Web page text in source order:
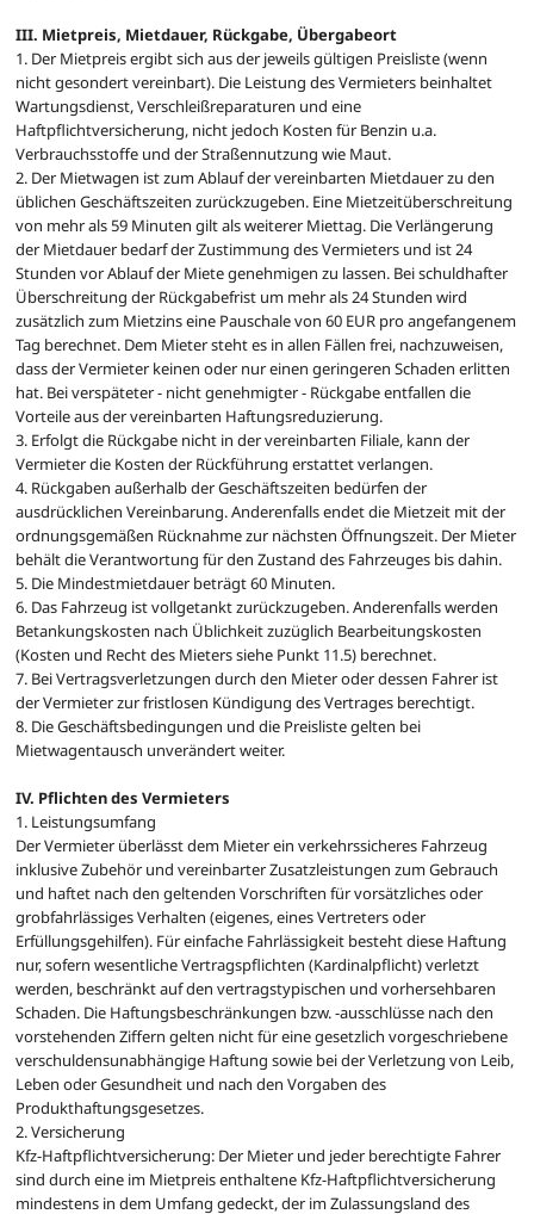
III. Mietpreis, Mietdauer, Rückgabe, Übergabeort
1. Der Mietpreis ergibt sich aus der jeweils gültigen Preisliste (wenn
nicht gesondert vereinbart). Die Leistung des Vermieters beinhaltet
Wartungsdienst, Verschleißreparaturen und eine
Haftpflichtversicherung, nicht jedoch Kosten für Benzin u.a.
Verbrauchsstoffe und der Straßennutzung wie Maut.
2. Der Mietwagen ist zum Ablauf der vereinbarten Mietdauer zu den
üblichen Geschäftszeiten zurückzugeben. Eine Mietzeitüberschreitung
von mehr als 59 Minuten gilt als weiterer Miettag. Die Verlängerung
der Mietdauer bedarf der Zustimmung des Vermieters und ist 24
Stunden vor Ablauf der Miete genehmigen zu lassen. Bei schuldhafter
Überschreitung der Rückgabefrist um mehr als 24 Stunden wird
zusätzlich zum Mietzins eine Pauschale von 60 EUR pro angefangenem
Tag berechnet. Dem Mieter steht es in allen Fällen frei, nachzuweisen,
dass der Vermieter keinen oder nur einen geringeren Schaden erlitten
hat. Bei verspäteter - nicht genehmigter - Rückgabe entfallen die
Vorteile aus der vereinbarten Haftungsreduzierung.
3. Erfolgt die Rückgabe nicht in der vereinbarten Filiale, kann der
Vermieter die Kosten der Rückführung erstattet verlangen.
4. Rückgaben außerhalb der Geschäftszeiten bedürfen der
ausdrücklichen Vereinbarung. Anderenfalls endet die Mietzeit mit der
ordnungsgemäßen Rücknahme zur nächsten Öffnungszeit. Der Mieter
behält die Verantwortung für den Zustand des Fahrzeuges bis dahin.
5. Die Mindestmietdauer beträgt 60 Minuten.
6. Das Fahrzeug ist vollgetankt zurückzugeben. Anderenfalls werden
Betankungskosten nach Üblichkeit zuzüglich Bearbeitungskosten
(Kosten und Recht des Mieters siehe Punkt 11.5) berechnet.
7. Bei Vertragsverletzungen durch den Mieter oder dessen Fahrer ist
der Vermieter zur fristlosen Kündigung des Vertrages berechtigt.
8. Die Geschäftsbedingungen und die Preisliste gelten bei
Mietwagentausch unverändert weiter.
IV. Pflichten des Vermieters
1. Leistungsumfang
Der Vermieter überlässt dem Mieter ein verkehrssicheres Fahrzeug
inklusive Zubehör und vereinbarter Zusatzleistungen zum Gebrauch
und haftet nach den geltenden Vorschriften für vorsätzliches oder
grobfahrlässiges Verhalten (eigenes, eines Vertreters oder
Erfüllungsgehilfen). Für einfache Fahrlässigkeit besteht diese Haftung
nur, sofern wesentliche Vertragspflichten (Kardinalpflicht) verletzt
werden, beschränkt auf den vertragstypischen und vorhersehbaren
Schaden. Die Haftungsbeschränkungen bzw. -ausschlüsse nach den
vorstehenden Ziffern gelten nicht für eine gesetzlich vorgeschriebene
verschuldensunabhängige Haftung sowie bei der Verletzung von Leib,
Leben oder Gesundheit und nach den Vorgaben des
Produkthaftungsgesetzes.
2. Versicherung
Kfz-Haftpflichtversicherung: Der Mieter und jeder berechtigte Fahrer
sind durch eine im Mietpreis enthaltene Kfz-Haftpflichtversicherung
mindestens in dem Umfang gedeckt, der im Zulassungsland des